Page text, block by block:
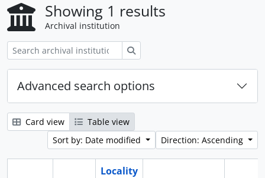
Showing 1 results
Archival institution
Advanced search options
Card view
Table view
Sort by: Date modified
Direction: Ascending
Locality